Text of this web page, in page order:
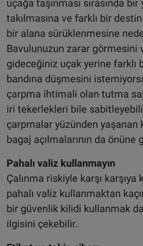
uçağa taşınması sırasında bir
takılmasına ve farklı bir
bir alana sürüklenmesine
Bavulunuzun zarar görmesini
gideceğiniz uçak yerine farklı
bandına düşmesini
çarpma ihtimali olan tutma
iri tekerlekleri bile
çarpmalar yüzünden yaşanan
bagaj açılmalarının da önüne
Pahalı valiz kullanmayın
Çalınma riskiyle karşı
pahalı valiz kullanmaktan
bir güvenlik kilidi kullanmak da
ilgisini çekebilir.